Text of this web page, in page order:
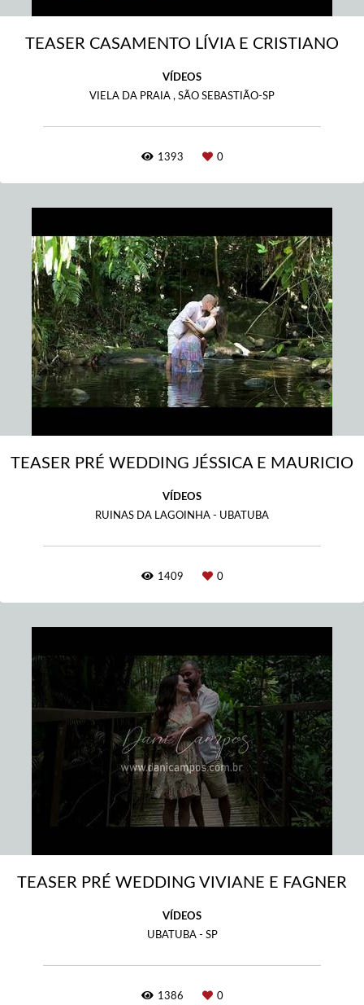
TEASER CASAMENTO LÍVIA E CRISTIANO
VÍDEOS
VIELA DA PRAIA , SÃO SEBASTIÃO-SP
1393 0
TEASER PRÉ WEDDING JÉSSICA E MAURICIO
VÍDEOS
RUINAS DA LAGOINHA - UBATUBA
1409 0
TEASER PRÉ WEDDING VIVIANE E FAGNER
VÍDEOS
UBATUBA - SP
1386 0